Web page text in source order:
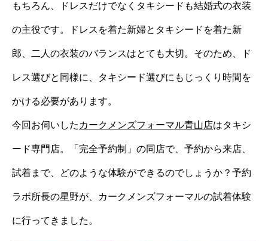
もちろん、ドレスだけでなくタキシードも結婚式の衣装
の主役です。ドレスを着た新婦とタキシードを着た新
郎、二人の衣装のバランスはとても大切。そのため、ド
レス選びと同様に、タキシード選びにもじっくり時間を
かける必要があります。
今回お伺いした カークメンズフォーマル青山店はタキシ
ード専門店。「完全予約制」の同店で、予約から来店、
試着まで、どのような体験ができるのでしょうか？予約
ラボ所長の星野が、カークメンズフォーマルの試着体験
に行ってきました。